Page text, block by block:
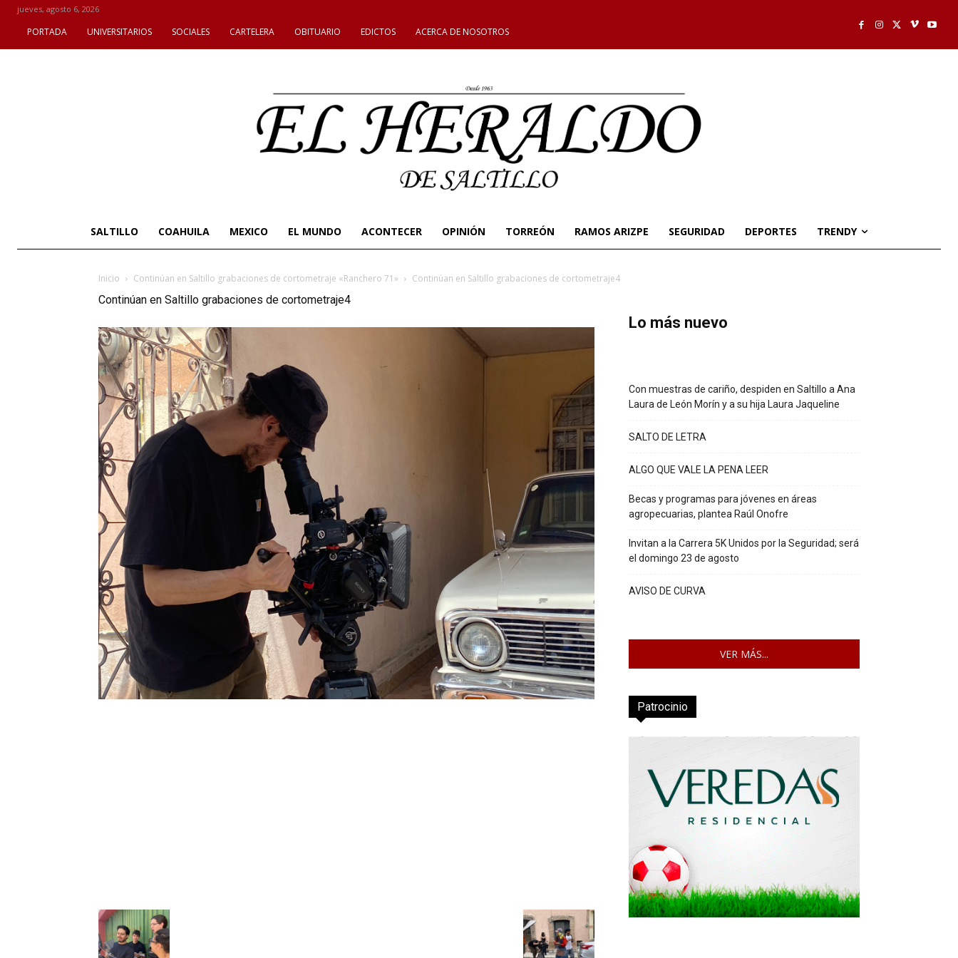
jueves, agosto 6, 2026
PORTADA UNIVERSITARIOS SOCIALES CARTELERA OBITUARIO EDICTOS ACERCA DE NOSOTROS
SALTILLO COAHUILA MEXICO EL MUNDO ACONTECER OPINIÓN TORREÓN RAMOS ARIZPE SEGURIDAD DEPORTES TRENDY
Inicio Continúan en Saltillo grabaciones de cortometraje «Ranchero 71» Continúan en Saltillo grabaciones de cortometraje4
Continúan en Saltillo grabaciones de cortometraje4
Lo más nuevo
Con muestras de cariño, despiden en Saltillo a Ana
Laura de León Morín y a su hija Laura Jaqueline
SALTO DE LETRA
ALGO QUE VALE LA PENA LEER
Becas y programas para jóvenes en áreas
agropecuarias, plantea Raúl Onofre
Invitan a la Carrera 5K Unidos por la Seguridad; será
el domingo 23 de agosto
AVISO DE CURVA
VER MÁS...
Patrocinio